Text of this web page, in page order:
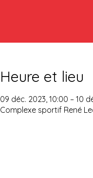
Heure et lieu
09 déc. 2023, 10:00 – 10
Complexe sportif René